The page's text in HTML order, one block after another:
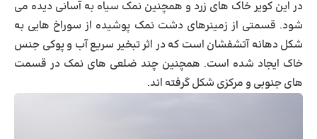
در این کویر خاک ‌های زرد و همچنین نمک سیاه به آسانی دیده می
‌شود. قسمتی از زمینر‌های دشت نمک پوشیده از سوراخ‌ هایی به
شکل دهانه آتشفشان است که در اثر تبخیر سریع آب و پوکی جنس
خاک ایجاد شده است. همچنین چند ضلعی‌ های نمک در قسمت
‌های جنوبی و مرکزی شکل گرفته اند.